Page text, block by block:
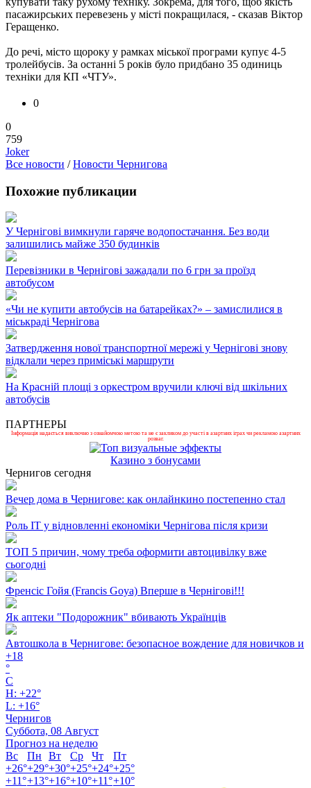
пасажирських перевезень у місті покращилася, - сказав Віктор
Геращенко.
До речі, місто щороку у рамках міської програми купує 4-5
тролейбусів. За останні 5 років було придбано 35 одиниць
техніки для КП «ЧТУ».
0
0
759
Joker
Все новости /Новости Чернигова
Похожие публикации
У Чернігові вимкнули гаряче водопостачання. Без води
залишились майже 350 будинків
Перевізники в Чернігові зажадали по 6 грн за проїзд
автобусом
«Чи не купити автобусів на батарейках?» – замислилися в
міськраді Чернігова
Затвердження нової транспортної мережі у Чернігові знову
відклали через приміські маршрути
На Красній площі з оркестром вручили ключі від шкільних
автобусів
ПАРТНЕРЫ
Інформація надається виключно з ознайомчою метою та не є закликом до участі в азартних іграх чи рекламою азартних
розваг.
Казино з бонусами
Чернигов сегодня
Вечер дома в Чернигове: как онлайнкино постепенно стал
Роль ІТ у відновленні економіки Чернігова після кризи
ТОП 5 причин, чому треба оформити автоцивілку вже
сьогодні
Френсіс Гойя (Francis Goya) Вперше в Чернігові!!!
Як аптеки "Подорожник" вбивають Українців
Автошкола в Чернигове: безопасное вождение для новичков и
+18
°
C
H: +22°
L: +16°
Чернигов
Суббота, 08 Август
Прогноз на неделю
Вс
Пн Вт Ср Чт
Пт
+26°+29°+30°+25°+24°+25°
+11°+13°+16°+10°+11°+10°